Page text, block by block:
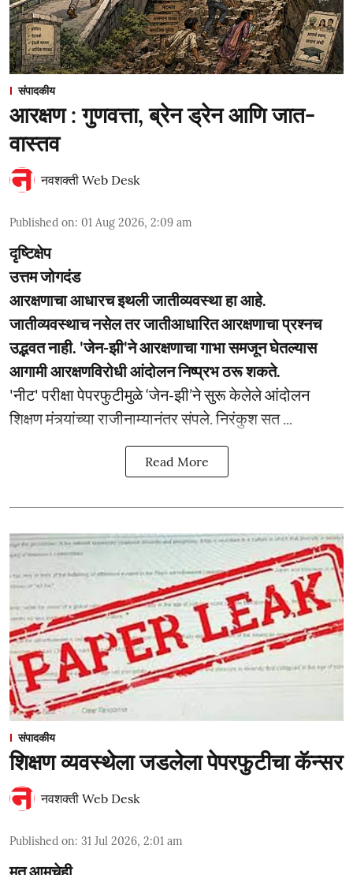
संपादकीय
आरक्षण : गुणवत्ता, ब्रेन ड्रेन आणि जात-
वास्तव
नवशक्ती Web Desk
Published on: 01 Aug 2026, 2:09 am
दृष्टिक्षेप
उत्तम जोगदंड
आरक्षणाचा आधारच इथली जातीव्यवस्था हा आहे.
जातीव्यवस्थाच नसेल तर जातीआधारित आरक्षणाचा प्रश्नच
उद्भवत नाही. 'जेन-झी'ने आरक्षणाचा गाभा समजून घेतल्यास
आगामी आरक्षणविरोधी आंदोलन निष्प्रभ ठरू शकते.
'नीट' परीक्षा पेपरफुटीमुळे ‘जेन-झी’ने सुरू केलेले आंदोलन
शिक्षण मंत्र्यांच्या राजीनाम्यानंतर संपले. निरंकुश सत ...
Read More
संपादकीय
शिक्षण व्यवस्थेला जडलेला पेपरफुटीचा कॅन्सर
नवशक्ती Web Desk
Published on: 31 Jul 2026, 2:01 am
मत आमचेही